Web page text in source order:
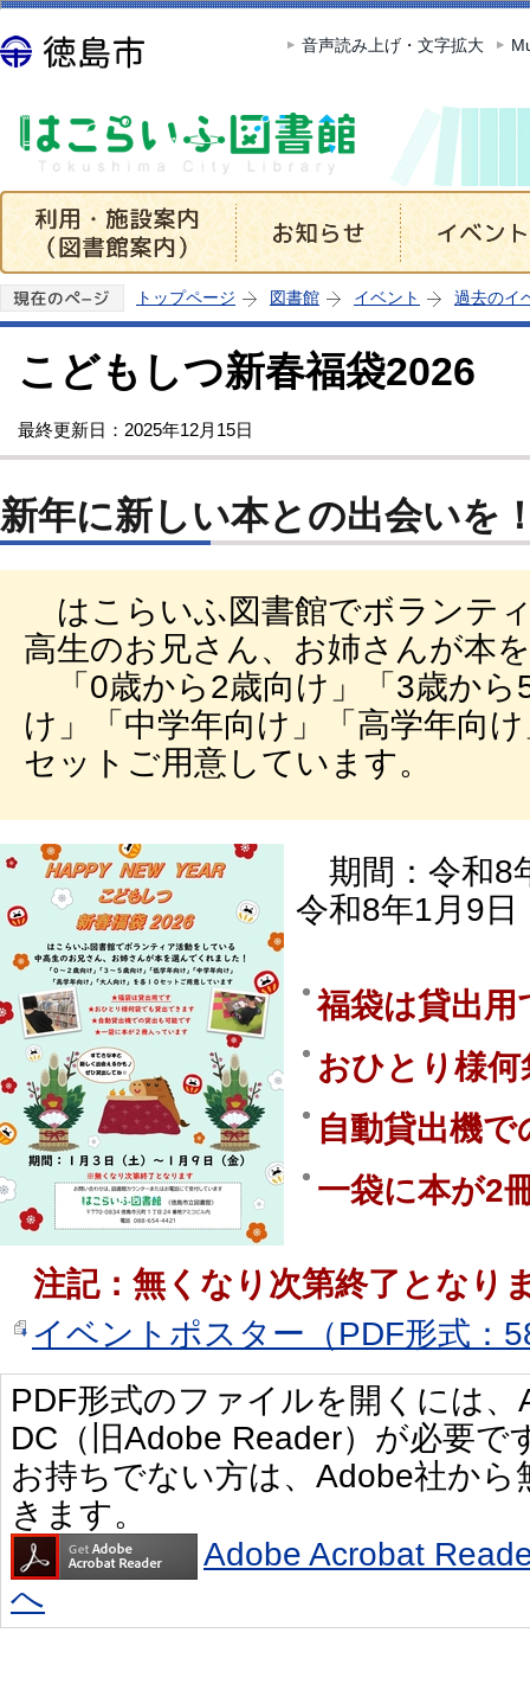
この
音声読み上げ・文字拡大
トップページ 図書館 イベント 過去のイ
こどもしつ新春福袋2026
最終更新日：2025年12月15日
新年に新しい本との出会いを
はこらいふ図書館でボランテ
高生のお兄さん、お姉さんが本
「0歳から2歳向け」「3歳から
け」「中学年向け」「高学年向
セットご用意しています。
期間：令和8
令和8年1月9日
福袋は貸出用
おひとり様
自動貸出機
一袋に本が2
注記：無くなり次第終了となり
イベントポスター（PDF形式：
PDF形式のファイルを開くには
DC（旧Adobe Reader）が必要で
お持ちでない方は、Adobe社か
きます。
Adobe Acrobat
へ